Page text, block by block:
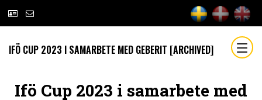
IFÖ CUP 2023 I SAMARBETE MED GEBERIT [ARCHIVED]
Ifö Cup 2023 i samarbete med